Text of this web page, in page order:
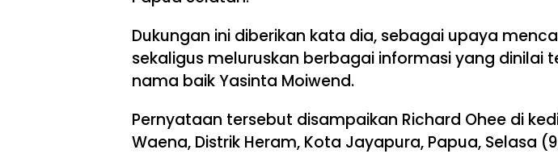
Dukungan ini diberikan kata dia, sebagai upaya
sekaligus meluruskan berbagai informasi yang dinilai
nama baik Yasinta Moiwend.
Pernyataan tersebut disampaikan Richard Ohee di
Waena, Distrik Heram, Kota Jayapura, Papua, Selasa